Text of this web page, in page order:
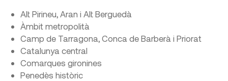
Alt Pirineu, Aran i Alt Berguedà
Àmbit metropolità
Camp de Tarragona, Conca de Barberà i Priorat
Catalunya central
Comarques gironines
Penedès històric